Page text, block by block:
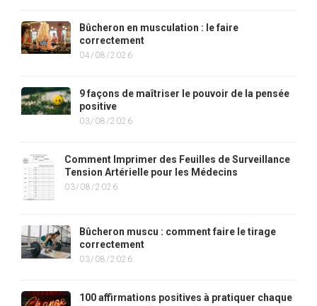
Bûcheron en musculation : le faire
correctement
04/08/2026
9 façons de maîtriser le pouvoir de la pensée
positive
03/08/2026
Comment Imprimer des Feuilles de Surveillance
Tension Artérielle pour les Médecins
03/08/2026
Bûcheron muscu : comment faire le tirage
correctement
03/08/2026
100 affirmations positives à pratiquer chaque